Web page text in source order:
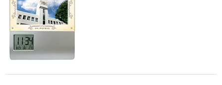
目覚まし時計(集合＋個別)
メロディ時計(集合)